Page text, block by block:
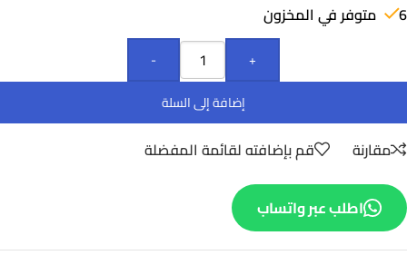
6 متوفر في المخزون
-
+
إضافة إلى السلة
مقارنة قم بإضافته لقائمة المفضلة
اطلب عبر واتساب